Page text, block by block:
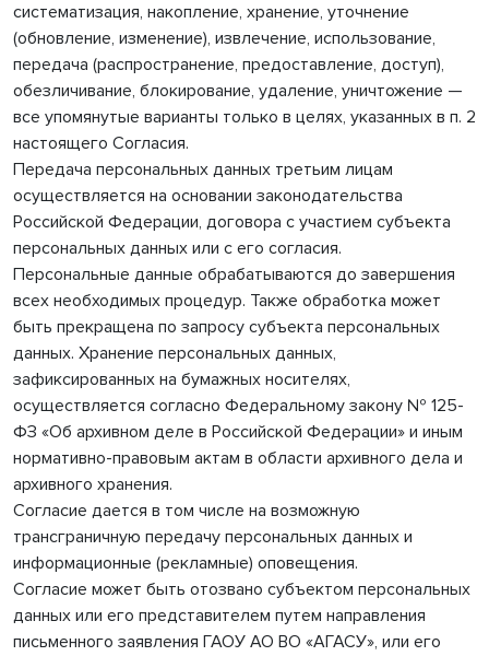
систематизация, накопление, хранение, уточнение
(обновление, изменение), извлечение, использование,
передача (распространение, предоставление, доступ),
обезличивание, блокирование, удаление, уничтожение —
все упомянутые варианты только в целях, указанных в п. 2
настоящего Согласия.
Передача персональных данных третьим лицам
осуществляется на основании законодательства
Российской Федерации, договора с участием субъекта
персональных данных или с его согласия.
Персональные данные обрабатываются до завершения
всех необходимых процедур. Также обработка может
быть прекращена по запросу субъекта персональных
данных. Хранение персональных данных,
зафиксированных на бумажных носителях,
осуществляется согласно Федеральному закону № 125-
ФЗ «Об архивном деле в Российской Федерации» и иным
нормативно-правовым актам в области архивного дела и
архивного хранения.
Согласие дается в том числе на возможную
трансграничную передачу персональных данных и
информационные (рекламные) оповещения.
Согласие может быть отозвано субъектом персональных
данных или его представителем путем направления
письменного заявления ГАОУ АО ВО «АГАСУ», или его